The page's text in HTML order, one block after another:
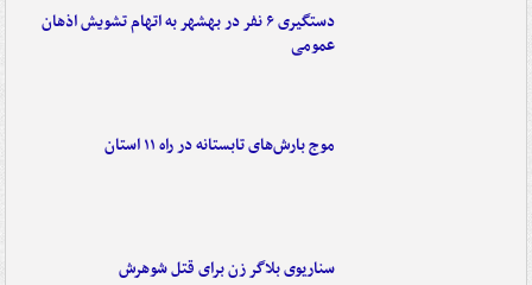
دستگیری ۶ نفر در بهشهر به اتهام تشویش اذهان
عمومی
موج بارش‌های تابستانه در راه ۱۱ استان
سناریوی بلاگر زن برای قتل شوهرش